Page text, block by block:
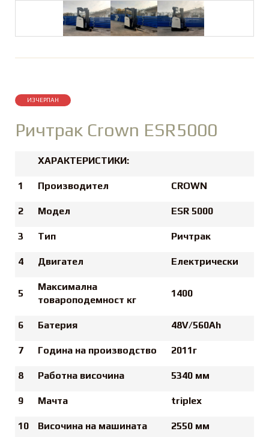
ИЗЧЕРПАН
Ричтрак Crown ESR5000
ХАРАКТЕРИСТИКИ:
1 Производител CROWN
2 Модел ESR 5000
3 Тип Ричтрак
4 Двигател Електрически
5
Максимална
товароподемност кг
1400
6 Батерия 48V/560Ah
7 Година на производство 2011г
8 Работна височина 5340 мм
9 Мачта triplex
10 Височина на машината 2550 мм